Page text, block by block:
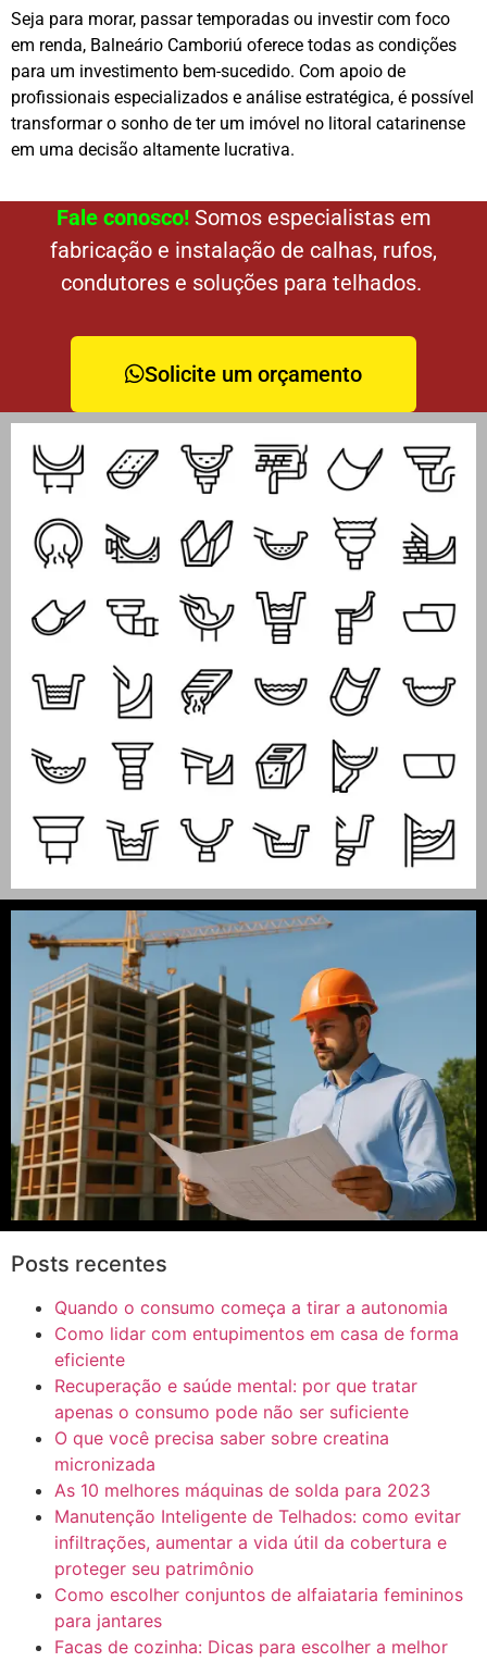
Seja para morar, passar temporadas ou investir com foco
em renda, Balneário Camboriú oferece todas as condições
para um investimento bem-sucedido. Com apoio de
profissionais especializados e análise estratégica, é possível
transformar o sonho de ter um imóvel no litoral catarinense
em uma decisão altamente lucrativa.
Fale conosco! Somos especialistas em
fabricação e instalação de calhas, rufos,
condutores e soluções para telhados.
Solicite um orçamento
Posts recentes
Quando o consumo começa a tirar a autonomia
Como lidar com entupimentos em casa de forma
eficiente
Recuperação e saúde mental: por que tratar
apenas o consumo pode não ser suficiente
O que você precisa saber sobre creatina
micronizada
As 10 melhores máquinas de solda para 2023
Manutenção Inteligente de Telhados: como evitar
infiltrações, aumentar a vida útil da cobertura e
proteger seu patrimônio
Como escolher conjuntos de alfaiataria femininos
para jantares
Facas de cozinha: Dicas para escolher a melhor